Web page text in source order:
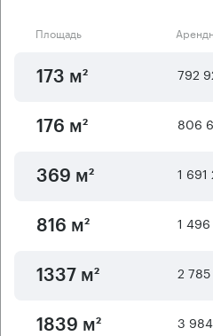
Площадь
173 м² 792
176 м² 806
369 м² 1
816 м² 1
1337 м² 2
1839 м² 3